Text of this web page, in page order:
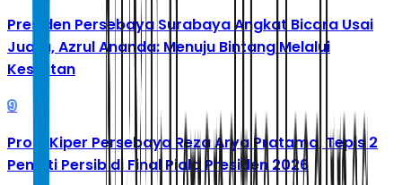
Presiden Persebaya Surabaya Angkat Bicara Usai
Juara, Azrul Ananda: Menuju Bintang Melalui
Kesulitan
9
Profil Kiper Persebaya Reza Arya Pratama, Tepis 2
Penalti Persib di Final Piala Presiden 2026